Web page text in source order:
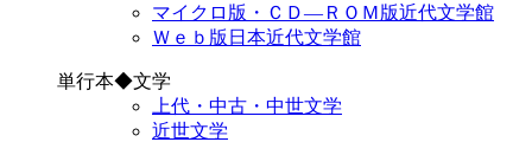
マイクロ版・ＣＤ―ＲＯＭ版近代文学館
Ｗｅｂ版日本近代文学館
単行本◆文学
上代・中古・中世文学
近世文学